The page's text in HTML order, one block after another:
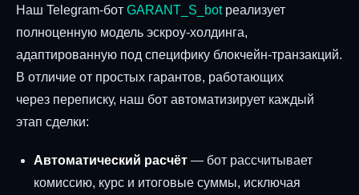
Наш Telegram-бот GARANT_S_botреализует
полноценную модель эскроу-холдинга,
адаптированную под специфику блокчейн-транзакций.
В отличие от простых гарантов, работающих
через переписку, наш бот автоматизирует каждый
этап сделки:
Автоматический расчёт — бот рассчитывает
комиссию, курс и итоговые суммы, исключая